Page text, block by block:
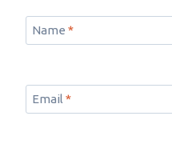
Name *
Email*